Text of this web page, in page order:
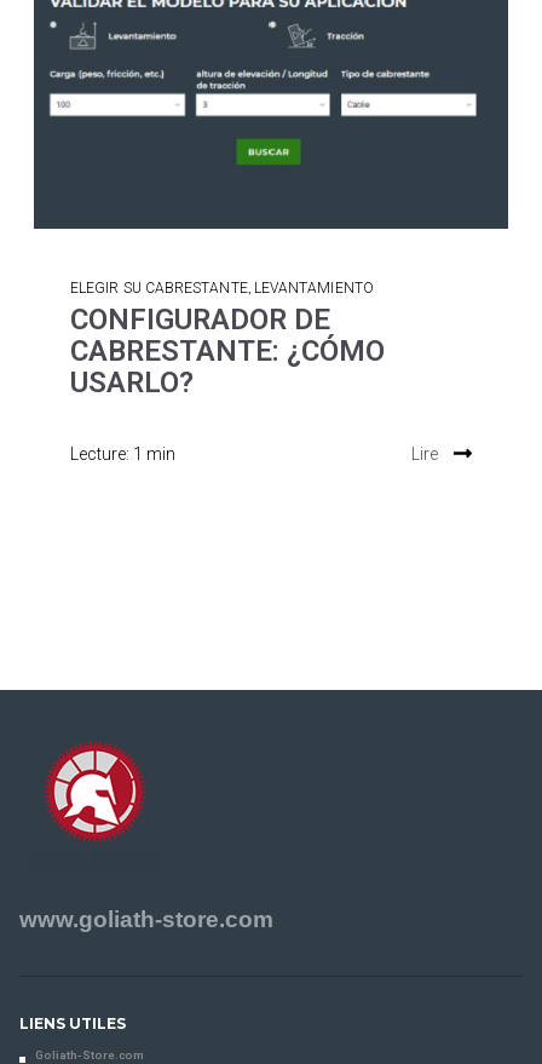
ELEGIR SU CABRESTANTE, LEVANTAMIENTO
CONFIGURADOR DE
CABRESTANTE: ¿CÓMO
USARLO?
Lecture: 1 min Lire
www.goliath-store.com
LIENS UTILES
Goliath-Store.com